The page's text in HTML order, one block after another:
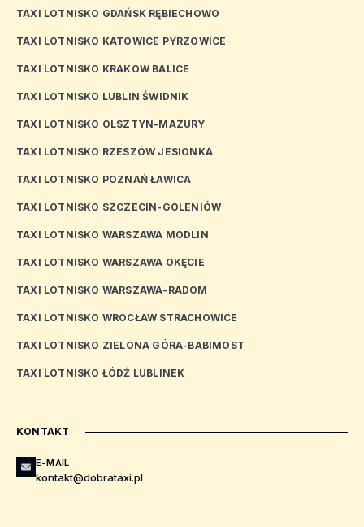
TAXI LOTNISKO GDAŃSK RĘBIECHOWO
TAXI LOTNISKO KATOWICE PYRZOWICE
TAXI LOTNISKO KRAKÓW BALICE
TAXI LOTNISKO LUBLIN ŚWIDNIK
TAXI LOTNISKO OLSZTYN-MAZURY
TAXI LOTNISKO RZESZÓW JESIONKA
TAXI LOTNISKO POZNAŃ ŁAWICA
TAXI LOTNISKO SZCZECIN-GOLENIÓW
TAXI LOTNISKO WARSZAWA MODLIN
TAXI LOTNISKO WARSZAWA OKĘCIE
TAXI LOTNISKO WARSZAWA-RADOM
TAXI LOTNISKO WROCŁAW STRACHOWICE
TAXI LOTNISKO ZIELONA GÓRA-BABIMOST
TAXI LOTNISKO ŁÓDŹ LUBLINEK
KONTAKT
E-MAIL
kontakt@dobrataxi.pl